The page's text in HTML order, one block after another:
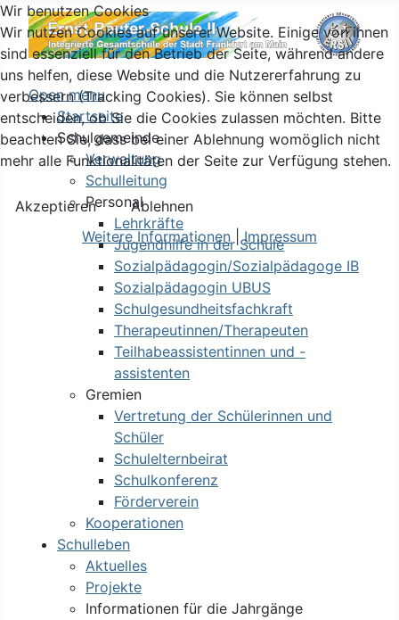
Open menu
Startseite
Schulgemeinde
Verwaltung
Schulleitung
Personal
Lehrkräfte
Jugendhilfe in der Schule
Sozialpädagogin/Sozialpädagoge IB
Sozialpädagogin UBUS
Schulgesundheitsfachkraft
Therapeutinnen/Therapeuten
Teilhabeassistentinnen und -
assistenten
Gremien
Vertretung der Schülerinnen und
Schüler
Schulelternbeirat
Schulkonferenz
Förderverein
Kooperationen
Schulleben
Aktuelles
Projekte
Informationen für die Jahrgänge
Wir benutzen Cookies
Wir nutzen Cookies auf unserer Website. Einige von ihnen
sind essenziell für den Betrieb der Seite, während andere
uns helfen, diese Website und die Nutzererfahrung zu
verbessern (Tracking Cookies). Sie können selbst
entscheiden, ob Sie die Cookies zulassen möchten. Bitte
beachten Sie, dass bei einer Ablehnung womöglich nicht
mehr alle Funktionalitäten der Seite zur Verfügung stehen.
Akzeptieren
Ablehnen
Weitere Informationen |Impressum